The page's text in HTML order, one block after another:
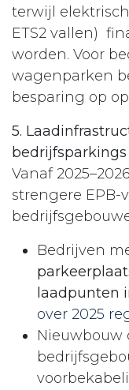
terwijl
ETS2 vallen)
worden. Voor
wagenparken
besparing op
5.
bedrijfsparkings
Vanaf
strengere EPB-
Bedrijven
laadpunten
over 2025
Nieuwbouw